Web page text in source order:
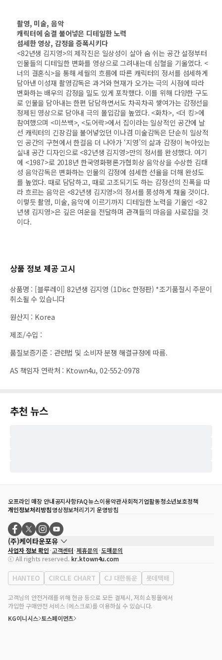
촬영, 미술, 음악
캐릭터에 숨결 불어넣은 디테일한 노력
섬세한 영상, 감정을 증폭시키다
<82년생 김지영>의 제작진은 일상성이 살아 숨 쉬는 공간 설정부터
인물들의 디테일한 변화를 영상으로 그려내는데 심혈을 기울였다. <
너의 결혼식>을 통해 세월의 흐름에 따른 캐릭터의 정서를 섬세하게
담아낸 이성재 촬영감독은 과거와 현재가 오가는 극의 시점에 따라
변화하는 배우의 감정을 밀도 있게 포착했다. 이를 위해 다양한 구도
로 인물을 담아내는 한편 담담하면서도 차곡차곡 쌓여가는 감정선을
정제된 영상으로 담아내 극의 몰입감을 높였다. <화차>, <더 킹>에
참여했으며 <미쓰백>, <도어락>에서 집이라는 일상적인 공간에 날
선 캐릭터의 긴장감을 불어넣었던 이나겸 미술감독은 단순히 일상적
인 공간의 구현에서 한걸음 더 나아가 ‘지영’의 삶과 감정이 녹아있는
실내 공간 디자인으로 <82년생 김지영>만의 정서를 완성했다. 여기
에 <1987>로 2018년 한국영화평론가협회상 음악상을 수상한 김태
성 음악감독은 변화하는 인물의 감정에 섬세한 선율을 더해 완성도
를 높였다. 때로 담담하고, 때로 고조되기도 하는 감정선의 진폭을 따
라 흐르는 음악은 <82년생 김지영>의 정서를 풍성하게 채울 것이다.
이렇듯 촬영, 미술, 음악에 이르기까지 디테일한 노력을 기울인 <82
년생 김지영>은 깊은 여운을 전달하며 관객들의 마음을 사로잡을 것
이다.
상품 정보 제공 고시
상품명 : [블루레이] 82년생 김지영 (1Disc 한정판) *조기품절시 주문이
취소될 수 있습니다
원산지 : Korea
제조/수입 :
품질보증기준 : 관련법 및 소비자 분쟁 해결규정에 따름.
AS 책임자 연락처 : Ktown4u, 02-552-0978
추천 뉴스
오프라인 매장 안내공지사항FAQ뉴스이용약관사회적기업활동청소년보호정책
개인정보처리방침영상정보처리기기 운영방침
(주)케이타운포유
대표자
송효민
사업자등록번호
120-87-71116
통신판매업 신고번호 제2011-서울강남-02223
대표전화
02-552-9855
사업자 정보 확인 고객센터 제휴문의 도매문의
ⓒ All rights reserved. kr.ktown4u.com
HANTEO CIRCLE CHART CJ 대한통운 롯데택배
고객님의 안전거래를 위해 현금 등으로 모든 결제시, 저희 쇼핑몰에서
가입한 구매안전 서비스 (에스크로)를 이용하실 수 있습니다.
KG이니시스 토스페이먼츠